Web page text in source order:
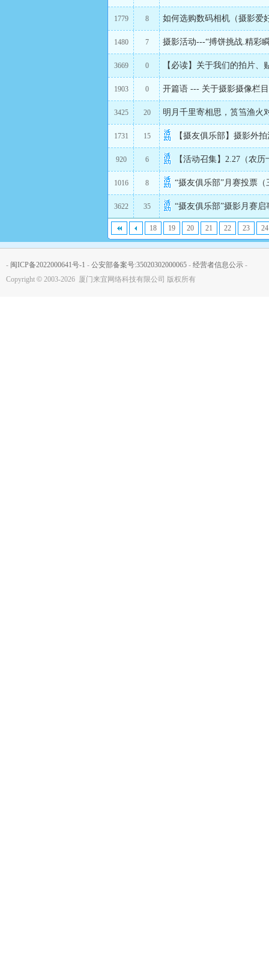
1779 8 如何选购数码相机（摄影爱
1480 7 摄影活动---“搏饼挑战.精彩
3669 0 【必读】关于我们的拍片、
1903 0 开篇语 --- 关于摄影摄像栏
3425 20 明月千里寄相思，筼筜渔火
1731 15 【摄友俱乐部】摄影外
920 6 【活动召集】2.27（农
1016 8 “摄友俱乐部”月赛投票
3622 35 “摄友俱乐部”摄影月赛启
18 19 20 21 22 23 24
- 闽ICP备2022000641号-1 - 公安部备案号:35020302000065 - 经营者信息公示 -
Copyright © 2003-2026 厦门来宜网络科技有限公司 版权所有